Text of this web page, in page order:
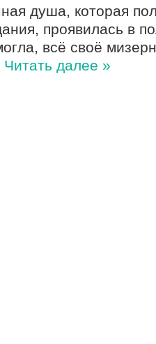
душа, которая
проявилась в
всё своё
Читать далее »